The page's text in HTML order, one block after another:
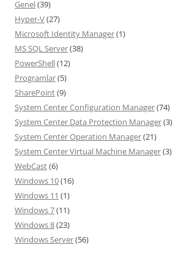
Genel(39)
Hyper-V(27)
Microsoft Identity Manager(1)
MS SQL Server(38)
PowerShell(12)
Programlar(5)
SharePoint(9)
System Center Configuration Manager(74)
System Center Data Protection Manager(3)
System Center Operation Manager(21)
System Center Virtual Machine Manager(3)
WebCast(6)
Windows 10(16)
Windows 11 (1)
Windows 7(11)
Windows 8(23)
Windows Server(56)